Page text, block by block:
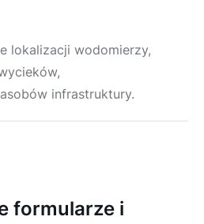
lokalizacji wodomierzy,
infrastruktury.
formularze i